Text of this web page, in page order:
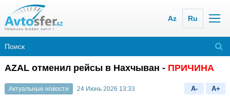
Az Ru
AZAL отменил рейсы в Нахчыван - ПРИЧИНА
Актуальные новости 24 Июнь 2026 13:33 A- A+